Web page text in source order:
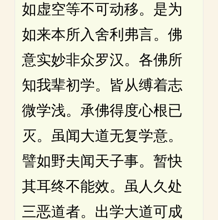
如虚空等不可动移。是为
如来本所入舍利弗言。佛
意实妙非众罗汉。各佛所
知我辈初学。皆从缚着志
微学浅。承佛得度心根已
灭。虽闻大道无复学意。
譬如野夫闻天子事。暂快
其耳终不能效。虽人久处
三恶道者。出学大道可成